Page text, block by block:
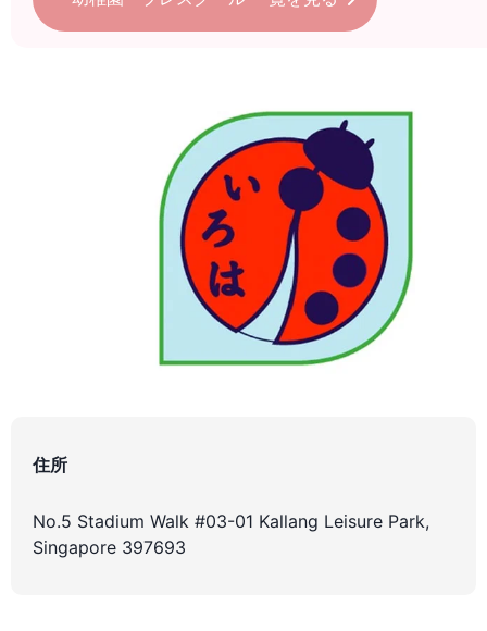
住所
No.5 Stadium Walk #03-01 Kallang Leisure Park,
Singapore 397693